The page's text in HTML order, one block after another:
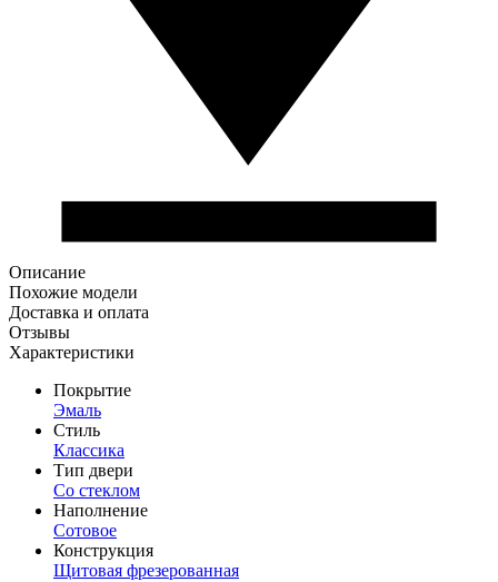
Описание
Похожие модели
Доставка и оплата
Отзывы
Характеристики
Покрытие
Эмаль
Стиль
Классика
Тип двери
Со стеклом
Наполнение
Сотовое
Конструкция
Щитовая фрезерованная